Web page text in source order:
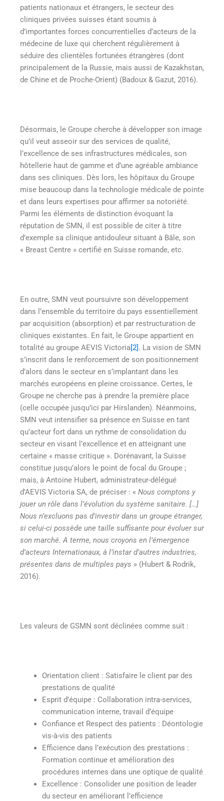
patients nationaux et étrangers, le secteur des
cliniques privées suisses étant soumis à
d’importantes forces concurrentielles d’acteurs de la
médecine de luxe qui cherchent régulièrement à
séduire des clientèles fortunées étrangères (dont
principalement de la Russie, mais aussi de Kazakhstan,
de Chine et de Proche-Orient) (Badoux & Gazut, 2016).
Désormais, le Groupe cherche à développer son image
qu’il veut asseoir sur des services de qualité,
l’excellence de ses infrastructures médicales, son
hôtellerie haut de gamme et d’une agréable ambiance
dans ses cliniques. Dès lors, les hôpitaux du Groupe
mise beaucoup dans la technologie médicale de pointe
et dans leurs expertises pour affirmer sa notoriété.
Parmi les éléments de distinction évoquant la
réputation de SMN, il est possible de citer à titre
d’exemple sa clinique antidouleur situant à Bâle, son
« Breast Centre » certifié en Suisse romande, etc.
En outre, SMN veut poursuivre son développement
dans l’ensemble du territoire du pays essentiellement
par acquisition (absorption) et par restructuration de
cliniques existantes. En fait, le Groupe appartient en
totalité au groupe AEVIS Victoria[2]. La vision de SMN
s’inscrit dans le renforcement de son positionnement
d’alors dans le secteur en s’implantant dans les
marchés européens en pleine croissance. Certes, le
Groupe ne cherche pas à prendre la première place
(celle occupée jusqu’ici par Hirslanden). Néanmoins,
SMN veut intensifier sa présence en Suisse en tant
qu’acteur fort dans un rythme de consolidation du
secteur en visant l’excellence et en atteignant une
certaine « masse critique ». Dorénavant, la Suisse
constitue jusqu’alors le point de focal du Groupe ;
mais, à Antoine Hubert, administrateur-délégué
d’AEVIS Victoria SA, de préciser : « Nous comptons y
jouer un rôle dans l’évolution du système sanitaire. […]
Nous n’excluons pas d’investir dans un groupe étranger,
si celui-ci possède une taille suffisante pour évoluer sur
son marché. A terme, nous croyons en l’émergence
d’acteurs Internationaux, à l’instar d’autres industries,
présentes dans de multiples pays » (Hubert & Rodrik,
2016).
Les valeurs de GSMN sont déclinées comme suit :
Orientation client : Satisfaire le client par des
prestations de qualité
Esprit d’équipe : Collaboration intra-services,
communication interne, travail d’équipe
Confiance et Respect des patients : Déontologie
vis-à-vis des patients
Efficience dans l’exécution des prestations :
Formation continue et amélioration des
procédures internes dans une optique de qualité
Excellence : Consolider une position de leader
du secteur en améliorant l’efficience